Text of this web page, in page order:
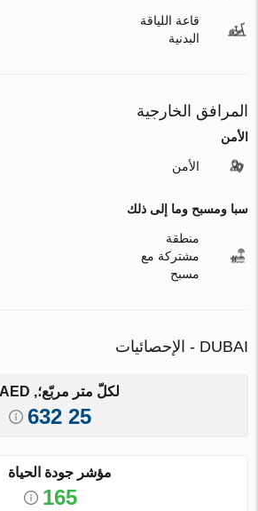
قاعة اللياقة
البدنية
المرافق الخارجية
الأمن
الأمن
سبا ومسبح وما إلى ذلك
منطقة
مشتركة مع
مسبح
DUBAI - الإحصائيات
لكلّ متر مربّع؛, AED
25 632
مؤشر جودة الحياة
165